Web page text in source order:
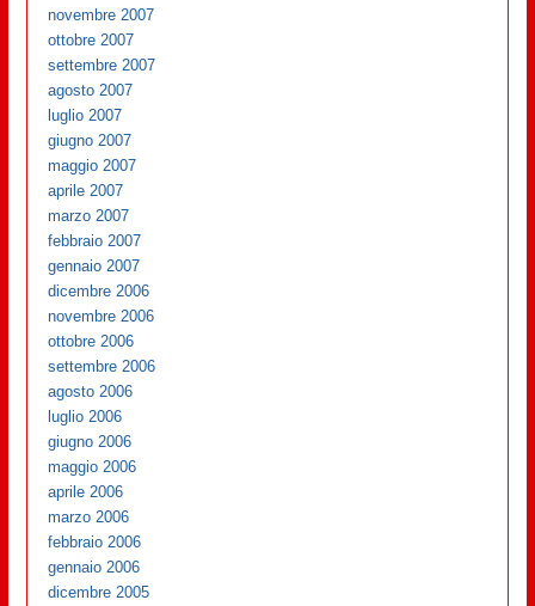
novembre 2007
ottobre 2007
settembre 2007
agosto 2007
luglio 2007
giugno 2007
maggio 2007
aprile 2007
marzo 2007
febbraio 2007
gennaio 2007
dicembre 2006
novembre 2006
ottobre 2006
settembre 2006
agosto 2006
luglio 2006
giugno 2006
maggio 2006
aprile 2006
marzo 2006
febbraio 2006
gennaio 2006
dicembre 2005